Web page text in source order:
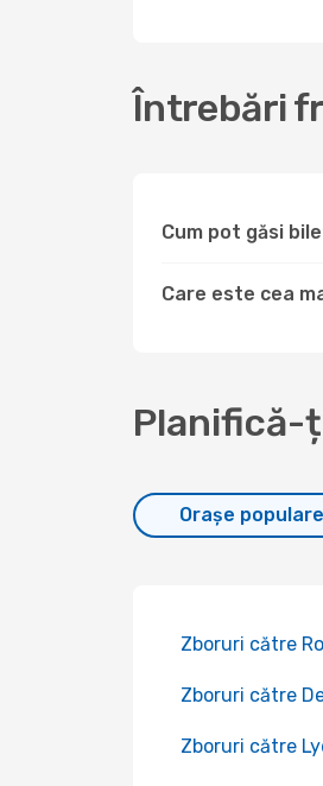
Întrebări
Cum pot găsi
Care este cea
Planifică-
Orașe populare
Zboruri către
Zboruri către
Zboruri către